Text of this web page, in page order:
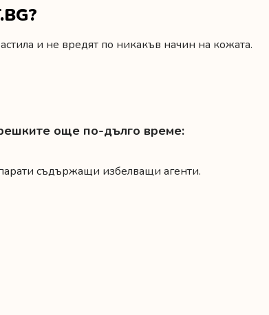
и не вредят по никакъв начин на кожата.
още по-дълго време:
съдържащи избелващи агенти.